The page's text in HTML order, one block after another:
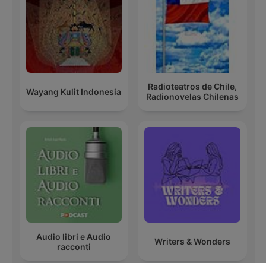
Wayang Kulit Indonesia
Radioteatros de Chile,
Radionovelas Chilenas
Audio libri e Audio
racconti
Writers & Wonders